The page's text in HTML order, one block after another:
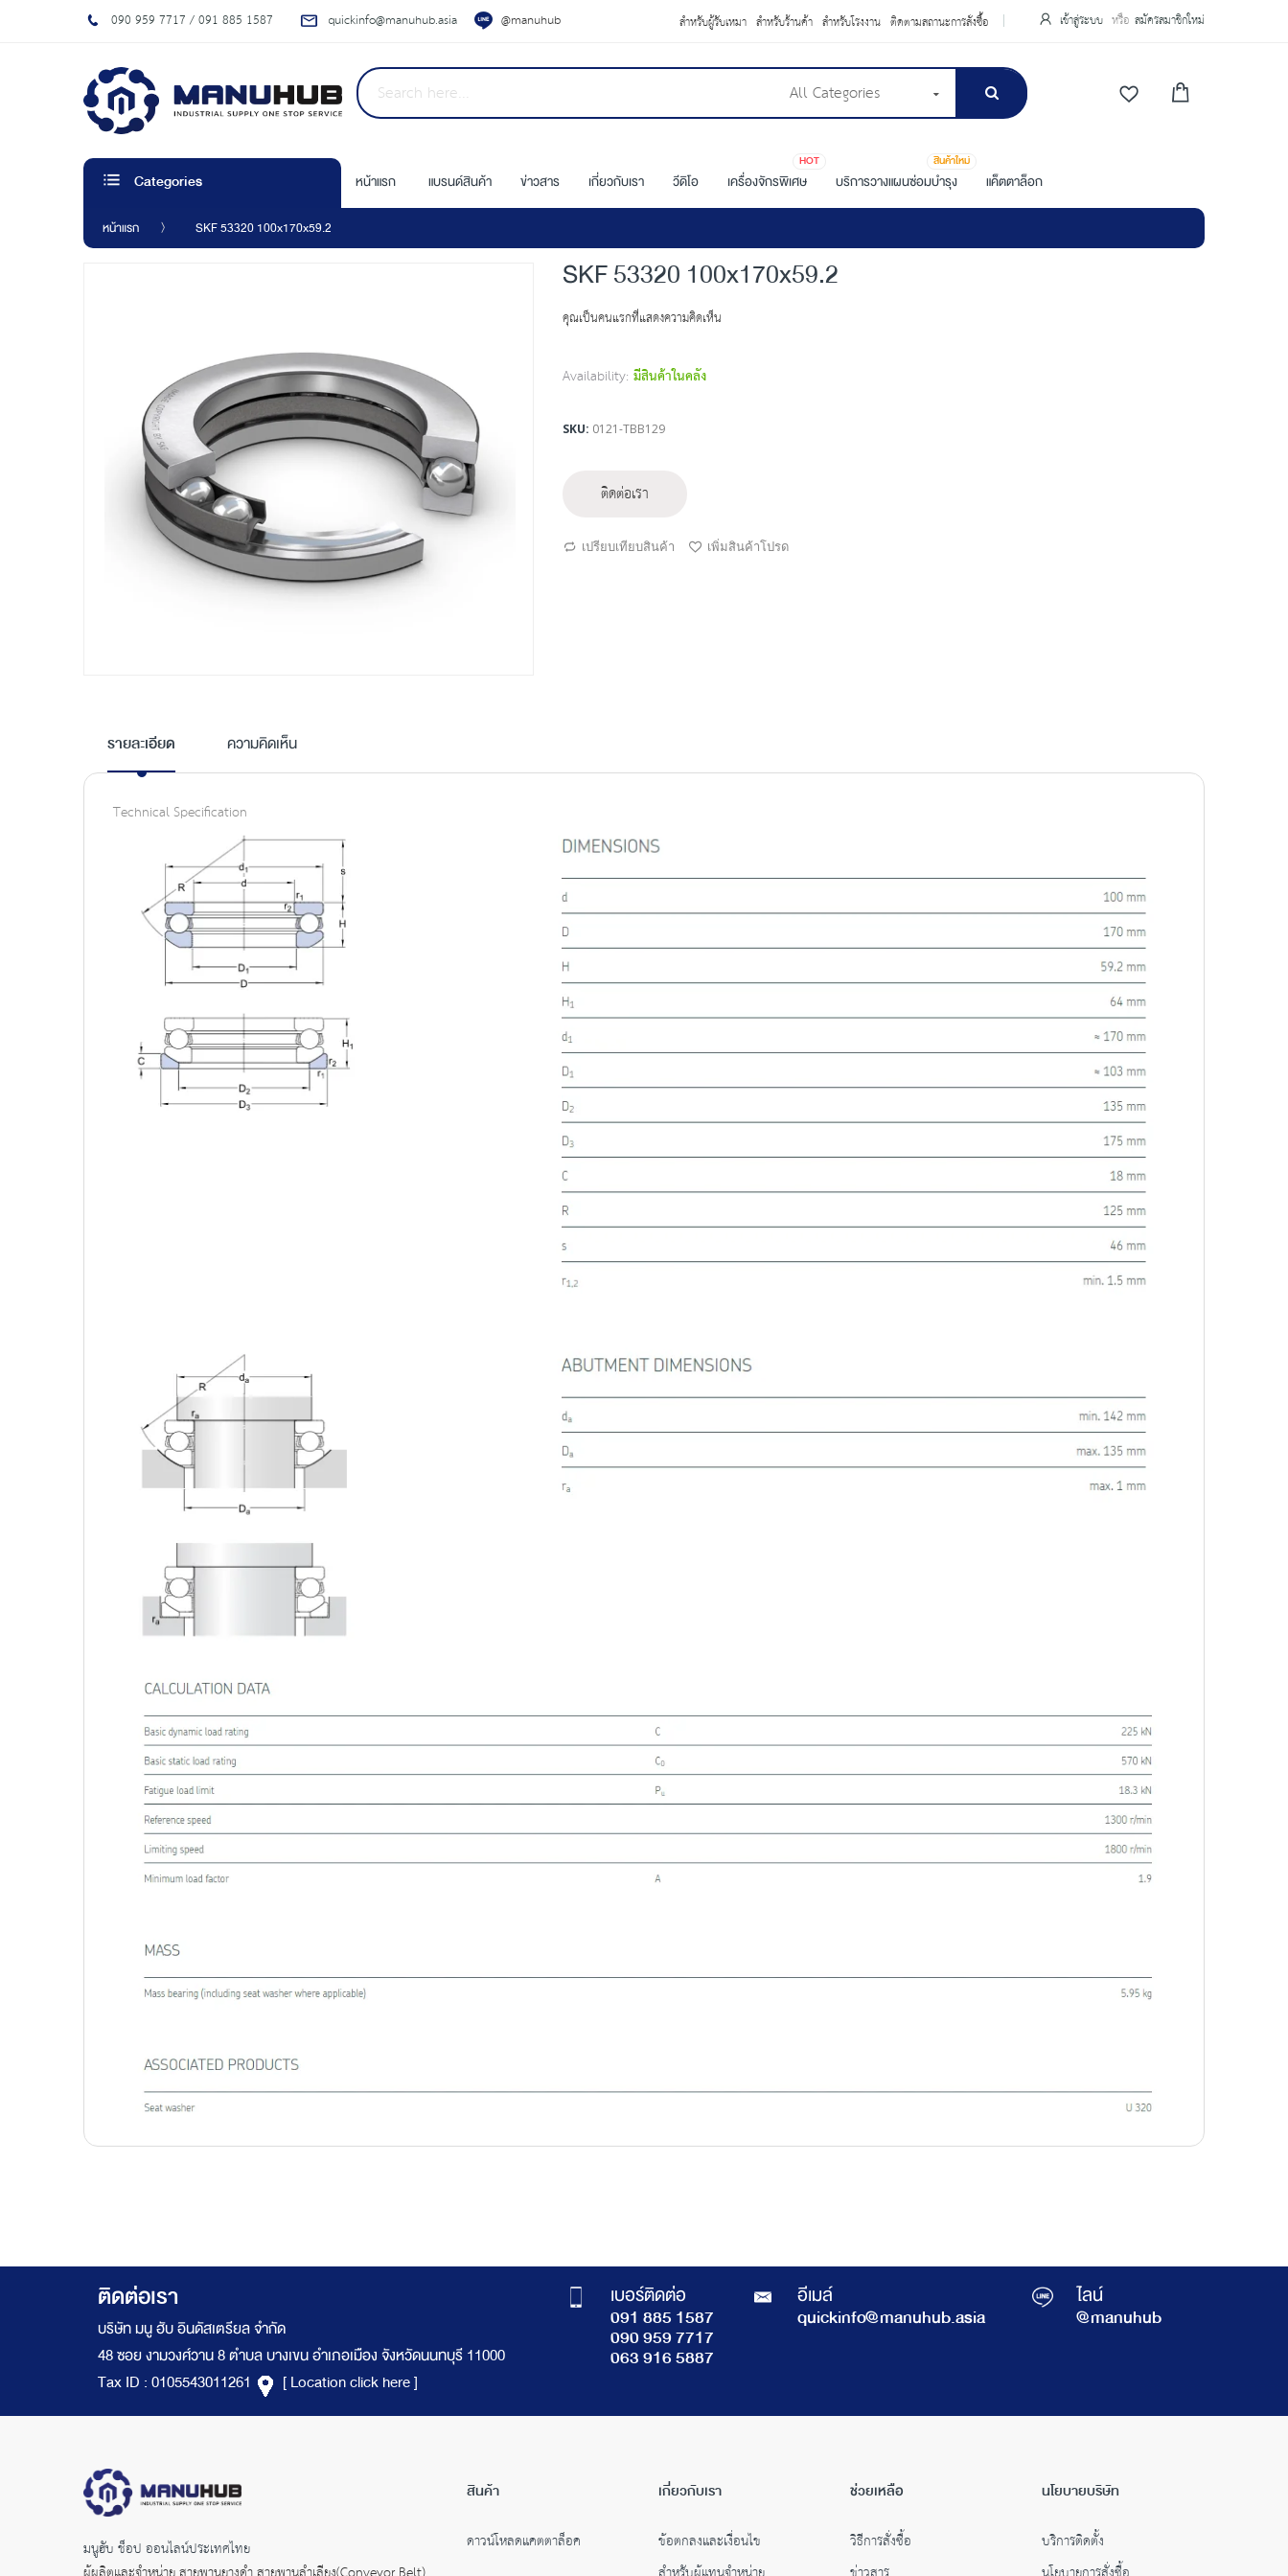
090 959 7717 / 091 885 1587 quickinfo@manuhub.asia @manuhub สำหรับผู้รับเหมา สำหรับร้านค้า สำหรับโรงงาน ติดตามสถานะการสั่งซื้อ เข้าสู่ระบบ สมัครสมาชิกใหม่
All Categories
Categories หน้าแรก แบรนด์สินค้า ข่าวสาร เกี่ยวกับเรา วีดิโอ เครื่องจักรพิเศษ
HOT
บริการวางแผนซ่อมบำรุง
สินค้าใหม่
แค็ตตาล็อก
หน้าแรก SKF 53320 100x170x59.2
beginning
of
images
SKF 53320 100x170x59.2
คุณเป็นคนแรกที่แสดงความคิดเห็น
Availability: มีสินค้าในคลัง
SKU 0121-TBB129
ติดต่อเรา
เปรียบเทียบสินค้า เพิ่มสินค้าโปรด
รายละเอียด
Technical Specification
ความคิดเห็น
ติดต่อเรา
บริษัท มนู ฮับ อินดัสเตรียล จำกัด
48 ซอย งามวงศ์วาน 8 ตำบล บางเขน อำเภอเมือง จังหวัดนนทบุรี 11000
Tax ID : 0105543011261
[ Location click here ]
เบอร์ติดต่อ
091 885 1587
090 959 7717
063 916 5887
อีเมล์
quickinfo@manuhub.asia
ไลน์
@manuhub
มนูฮับ ช็อป ออนไลน์ประเทศไทย
สินค้า
ดาวน์โหลดแคตตาล็อค
เกี่ยวกับเรา
ข้อตกลงและเงื่อนไข
ช่วยเหลือ
วิธีการสั่งซื้อ
นโยบายบริษัท
บริการติดตั้ง